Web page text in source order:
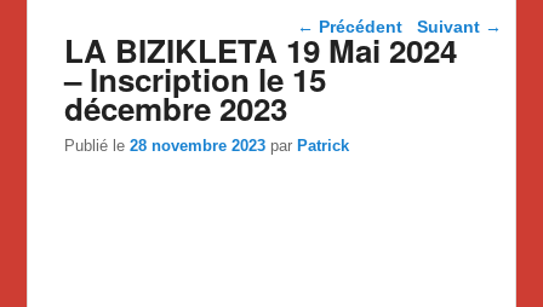
Navigation dans les
articles
← Précédent Suivant →
LA BIZIKLETA 19 Mai 2024
– Inscription le 15
décembre 2023
Publié le28 novembre 2023 parPatrick